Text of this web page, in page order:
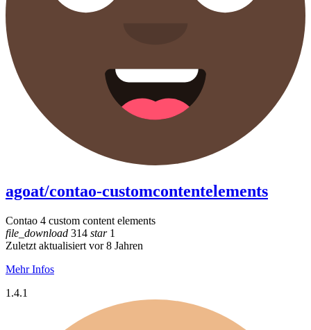
agoat/contao-customcontentelements
Contao 4 custom content elements
file_download 314 star1
Zuletzt aktualisiert vor 8 Jahren
Mehr Infos
1.4.1